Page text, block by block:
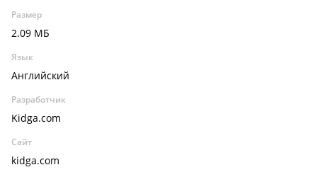
Размер
2.09 МБ
Язык
Английский
Разработчик
Kidga.com
Сайт
kidga.com